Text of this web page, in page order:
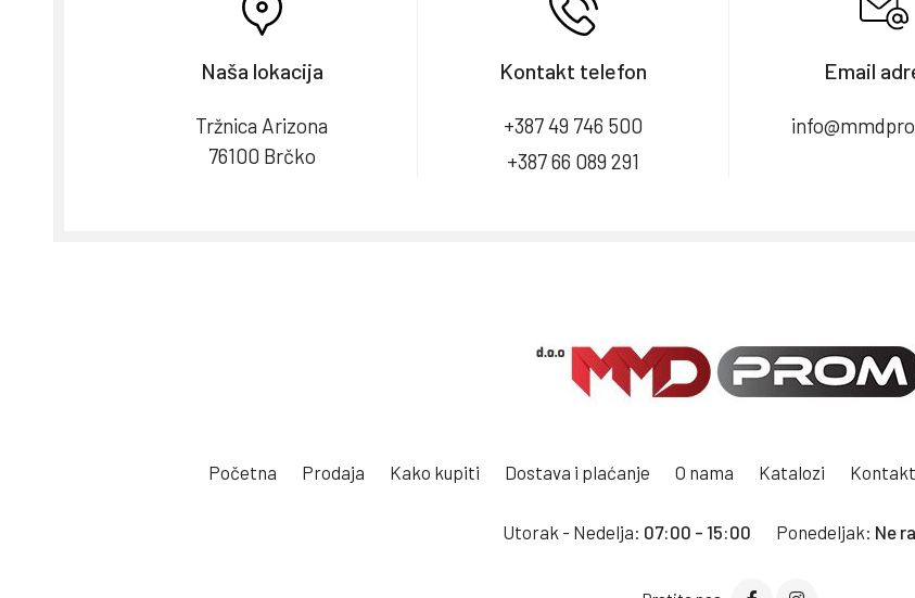
Naša lokacija
Tržnica Arizona
76100 Brčko
Kontakt telefon
+387 49 746 500
+387 66 089 291
Email
Početna Prodaja Kako kupiti Dostava i plaćanje O nama Katalozi Kontakt
Utorak - Nedelja: 07:00 - 15:00 Ponedeljak: Ne